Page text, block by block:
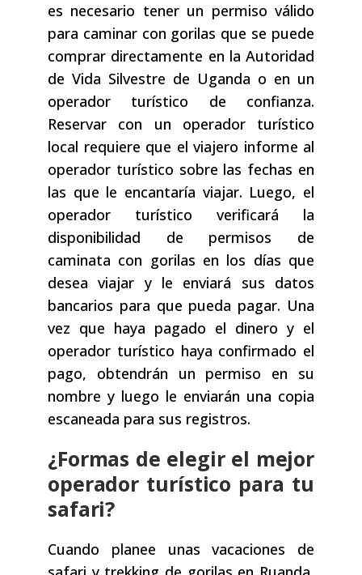
es necesario tener un permiso válido
para caminar con gorilas que se puede
comprar directamente en la Autoridad
de Vida Silvestre de Uganda o en un
operador turístico de confianza.
Reservar con un operador turístico
local requiere que el viajero informe al
operador turístico sobre las fechas en
las que le encantaría viajar. Luego, el
operador turístico verificará la
disponibilidad de permisos de
caminata con gorilas en los días que
desea viajar y le enviará sus datos
bancarios para que pueda pagar. Una
vez que haya pagado el dinero y el
operador turístico haya confirmado el
pago, obtendrán un permiso en su
nombre y luego le enviarán una copia
escaneada para sus registros.
¿Formas de elegir el mejor
operador turístico para tu
safari?
Cuando planee unas vacaciones de